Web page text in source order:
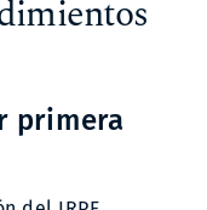
primera